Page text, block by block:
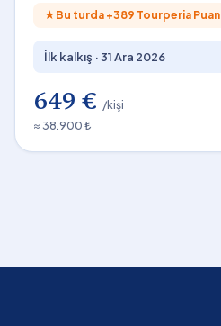
★ Bu turda +389 Tourperia Puan
İlk kalkış ·31 Ara 2026
649 € /kişi
≈ 38.900 ₺